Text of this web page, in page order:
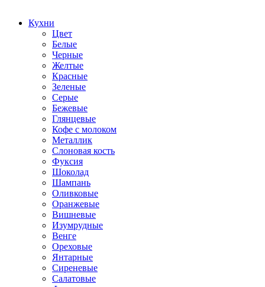
Кухни
Цвет
Белые
Черные
Желтые
Красные
Зеленые
Серые
Бежевые
Глянцевые
Кофе с молоком
Металлик
Слоновая кость
Фуксия
Шоколад
Шампань
Оливковые
Оранжевые
Вишневые
Изумрудные
Венге
Ореховые
Янтарные
Сиреневые
Салатовые